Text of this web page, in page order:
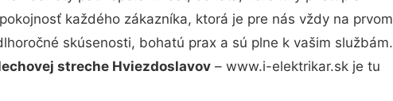
každého zákazníka, ktorá je pre nás vždy na prvom
skúsenosti, bohatú prax a sú plne k vašim službám.
streche Hviezdoslavov – www.i-elektrikar.sk je tu